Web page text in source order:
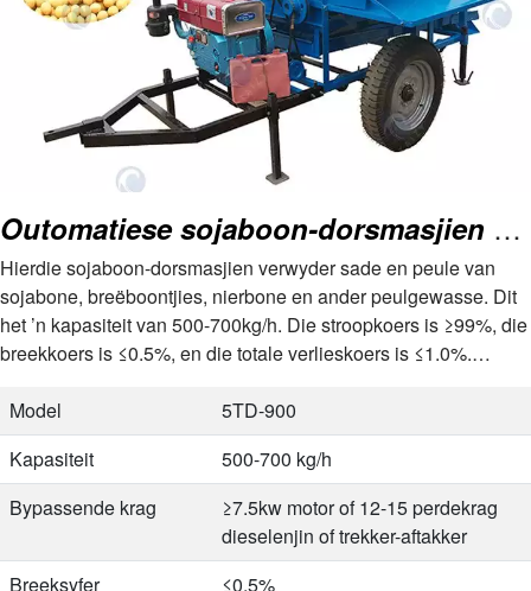
Outomatiese sojaboon-dorsmasjien vir plaasgebruik
Hierdie sojaboon-dorsmasjien verwyder sade en peule van
sojabone, breëboontjies, nierbone en ander peulgewasse. Dit
het ’n kapasiteit van 500-700kg/h. Die stroopkoers is ≥99%, die
breekkoers is ≤0.5%, en die totale verlieskoers is ≤1.0%.…
Model
5TD-900
Kapasiteit
500-700 kg/h
Bypassende krag
≥7.5kw motor of 12-15 perdekrag
dieselenjin of trekker-aftakker
Breeksyfer
≤0.5%